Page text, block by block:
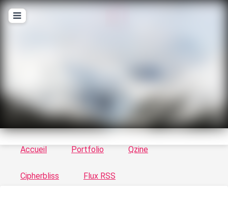
Le vortex à chats - Illustrations, trucs en tout
genre par Tykayn
Accueil Portfolio Qzine
Cipherbliss Flux RSS